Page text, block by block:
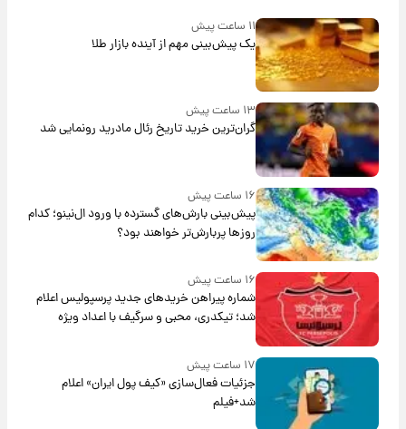
۱۱ ساعت پیش
یک پیش‌بینی مهم از آینده بازار طلا
۱۳ ساعت پیش
گران‌ترین خرید تاریخ رئال مادرید رونمایی شد
۱۶ ساعت پیش
پیش‌بینی بارش‌های گسترده با ورود ال‌نینو؛ کدام
روزها پربارش‌تر خواهند بود؟
۱۶ ساعت پیش
شماره پیراهن خریدهای جدید پرسپولیس اعلام
شد؛ تیکدری، محبی و سرگیف با اعداد ویژه
۱۷ ساعت پیش
جزئیات فعال‌سازی «کیف پول ایران» اعلام
شد+فیلم